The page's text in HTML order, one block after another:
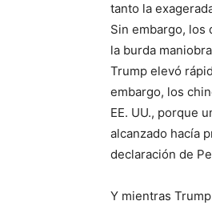
tanto la
Sin embargo, los
la burda
Trump elevó
embargo, los
EE. UU., porque
alcanzado hacía
declaración de
Y mientras